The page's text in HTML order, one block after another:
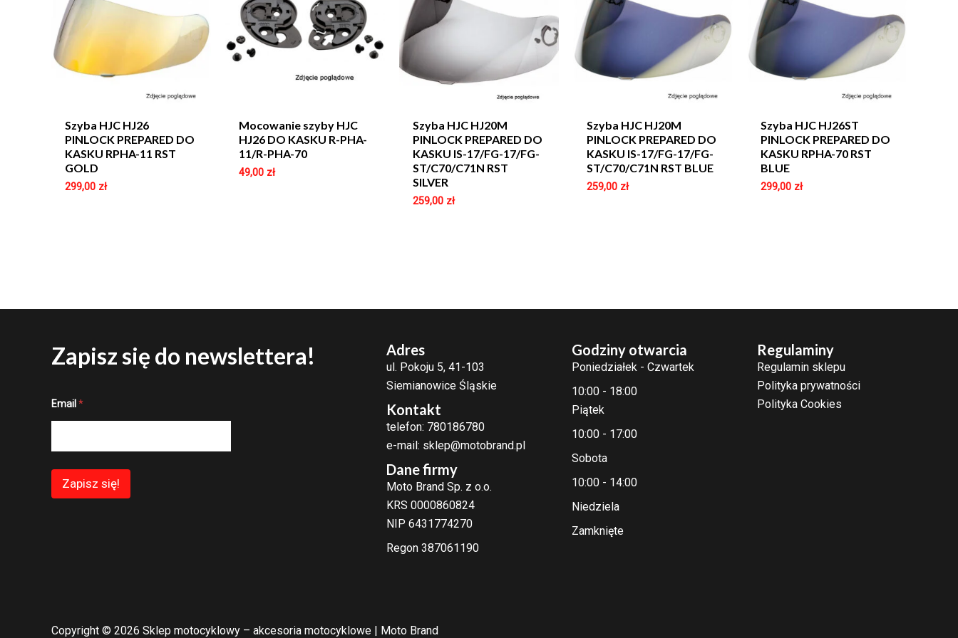
Szyba HJC HJ26
PINLOCK PREPARED DO
KASKU RPHA-11 RST
GOLD
299,00 zł
Mocowanie szyby HJC
HJ26 DO KASKU R-PHA-
11/R-PHA-70
49,00 zł
Szyba HJC HJ20M
PINLOCK PREPARED DO
KASKU IS-17/FG-17/FG-
ST/C70/C71N RST
SILVER
259,00 zł
Szyba HJC HJ20M
PINLOCK PREPARED DO
KASKU IS-17/FG-17/FG-
ST/C70/C71N RST BLUE
259,00 zł
Szyba HJC HJ26ST
PINLOCK PREPARED DO
KASKU RPHA-70 RST
BLUE
299,00 zł
Zapisz się do newslettera!
m
E
l
Email *
Zapisz się!
Adres
ul. Pokoju 5, 41-103
Siemianowice Śląskie
Kontakt
telefon: 780186780
e-mail: sklep@motobrand.pl
Dane firmy
Moto Brand Sp. z o.o.
KRS 0000860824
NIP 6431774270
Regon 387061190
Godziny otwarcia
Poniedziałek - Czwartek
10:00 - 18:00
Piątek
10:00 - 17:00
Sobota
10:00 - 14:00
Niedziela
Zamknięte
Regulaminy
Regulamin sklepu
Polityka prywatności
Polityka Cookies
Copyright © 2026 Sklep motocyklowy – akcesoria motocyklowe | Moto Brand